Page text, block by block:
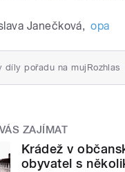
Janečková, opa
díly pořadu na mujRozhlas
ZAJÍMAT
Krádež v
obyvatel s